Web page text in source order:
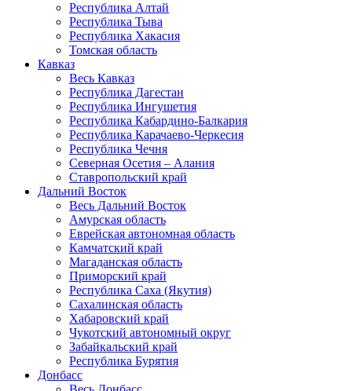
Республика Алтай
Республика Тыва
Республика Хакасия
Томская область
Кавказ
Весь Кавказ
Республика Дагестан
Республика Ингушетия
Республика Кабардино-Балкария
Республика Карачаево-Черкесия
Республика Чечня
Северная Осетия – Алания
Ставропольский край
Дальний Восток
Весь Дальний Восток
Амурская область
Еврейская автономная область
Камчатский край
Магаданская область
Приморский край
Республика Саха (Якутия)
Сахалинская область
Хабаровский край
Чукотский автономный округ
Забайкальский край
Республика Бурятия
Донбасс